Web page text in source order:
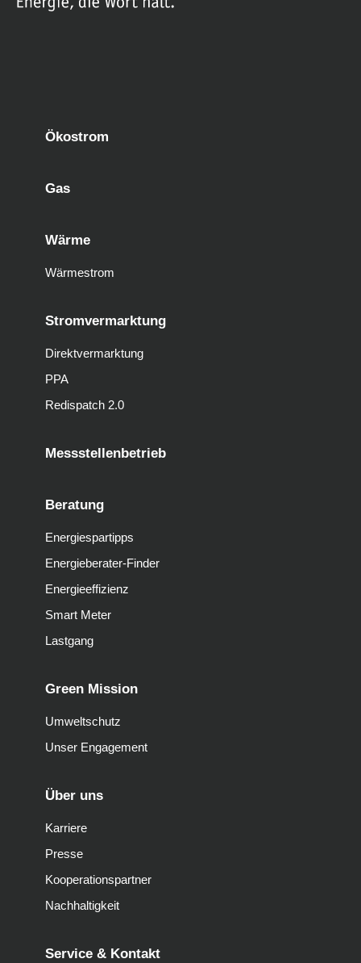
Ökostrom
Gas
Wärme
Wärmestrom
Stromvermarktung
Direktvermarktung
PPA
Redispatch 2.0
Messstellenbetrieb
Beratung
Energiespartipps
Energieberater-Finder
Energieeffizienz
Smart Meter
Lastgang
Green Mission
Umweltschutz
Unser Engagement
Über uns
Karriere
Presse
Kooperationspartner
Nachhaltigkeit
Service & Kontakt